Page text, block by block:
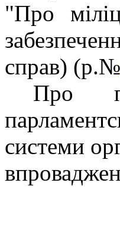
"Про
справ) (р.№
Про
системи